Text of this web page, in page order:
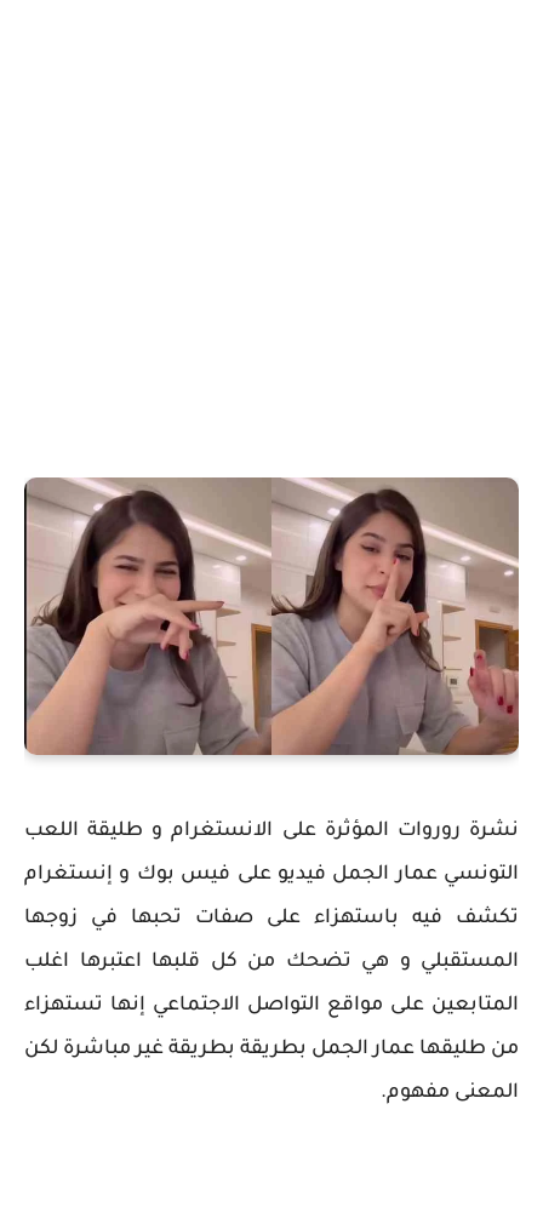
نشرة روروات المؤثرة على الانستغرام و طليقة اللعب
التونسي عمار الجمل فيديو على فيس بوك و إنستغرام
تكشف فيه باستهزاء على صفات تحبها في زوجها
المستقبلي و هي تضحك من كل قلبها اعتبرها اغلب
المتابعين على مواقع التواصل الاجتماعي إنها تستهزاء
من طليقها عمار الجمل بطريقة بطريقة غير مباشرة لكن
المعنى مفهوم.